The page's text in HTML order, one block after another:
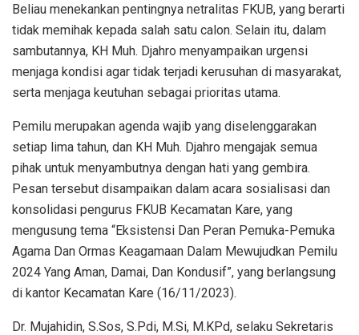
Beliau menekankan pentingnya netralitas FKUB, yang berarti
tidak memihak kepada salah satu calon. Selain itu, dalam
sambutannya, KH Muh. Djahro menyampaikan urgensi
menjaga kondisi agar tidak terjadi kerusuhan di masyarakat,
serta menjaga keutuhan sebagai prioritas utama.
Pemilu merupakan agenda wajib yang diselenggarakan
setiap lima tahun, dan KH Muh. Djahro mengajak semua
pihak untuk menyambutnya dengan hati yang gembira.
Pesan tersebut disampaikan dalam acara sosialisasi dan
konsolidasi pengurus FKUB Kecamatan Kare, yang
mengusung tema “Eksistensi Dan Peran Pemuka-Pemuka
Agama Dan Ormas Keagamaan Dalam Mewujudkan Pemilu
2024 Yang Aman, Damai, Dan Kondusif”, yang berlangsung
di kantor Kecamatan Kare (16/11/2023).
Dr. Mujahidin, S.Sos, S.Pdi, M.Si, M.KPd, selaku Sekretaris